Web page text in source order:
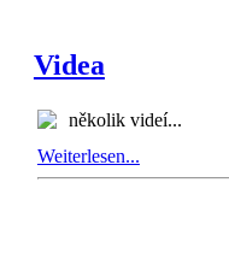
Videa
několik videí...
Weiterlesen...